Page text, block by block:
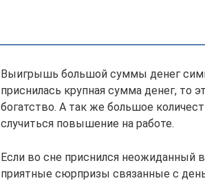
Выигрышь большой суммы денег
приснилась крупная сумма денег, то
богатство. А так же большое
случиться повышение на работе.
Если во сне приснился неожиданный
приятные сюрпризы связанные с